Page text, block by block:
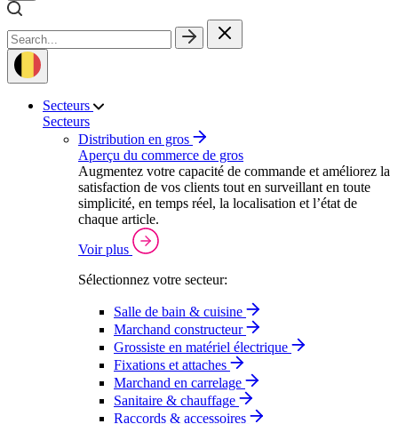
Secteurs
Secteurs
Distribution en gros
Aperçu du commerce de gros
Augmentez votre capacité de commande et améliorez la
satisfaction de vos clients tout en surveillant en toute
simplicité, en temps réel, la localisation et l’état de
chaque article.
Voir plus
Sélectionnez votre secteur:
Salle de bain & cuisine
Marchand constructeur
Grossiste en matériel électrique
Fixations et attaches
Marchand en carrelage
Sanitaire & chauffage
Raccords & accessoires